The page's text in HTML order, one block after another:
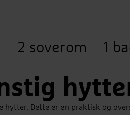
Antall soverom
2 soverom 1
hytter. Dette er en praktisk og